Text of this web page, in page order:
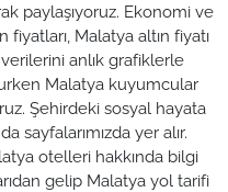
paylaşıyoruz. Ekonomi ve
Malatya altın fiyatı
anlık grafiklerle
Malatya kuyumcular
Şehirdeki sosyal hayata
sayfalarımızda yer alır.
otelleri hakkında bilgi
gelip Malatya yol tarifi